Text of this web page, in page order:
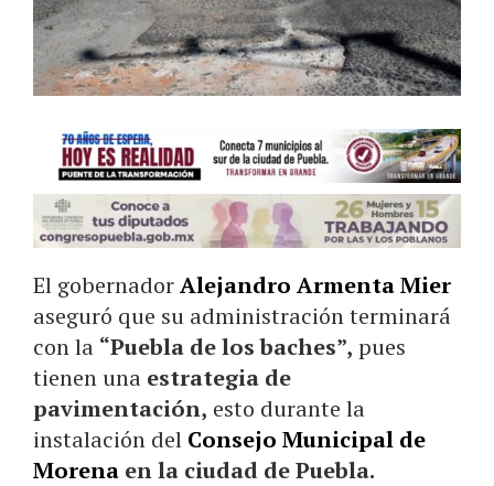
El gobernadorAlejandro Armenta Mier
aseguró que su administración terminará
con la “Puebla de los baches”, pues
tienen una estrategia de
pavimentación, esto durante la
instalación del Consejo Municipal de
Morena en la ciudad de Puebla.